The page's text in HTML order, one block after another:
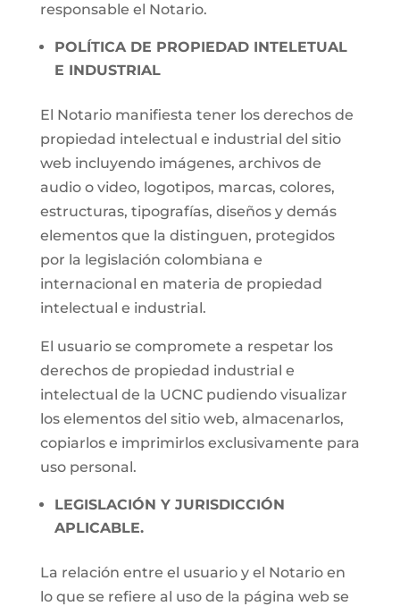
responsable el Notario.
POLÍTICA DE PROPIEDAD INTELETUAL
E INDUSTRIAL
El Notario manifiesta tener los derechos de
propiedad intelectual e industrial del sitio
web incluyendo imágenes, archivos de
audio o video, logotipos, marcas, colores,
estructuras, tipografías, diseños y demás
elementos que la distinguen, protegidos
por la legislación colombiana e
internacional en materia de propiedad
intelectual e industrial.
El usuario se compromete a respetar los
derechos de propiedad industrial e
intelectual de la UCNC pudiendo visualizar
los elementos del sitio web, almacenarlos,
copiarlos e imprimirlos exclusivamente para
uso personal.
LEGISLACIÓN Y JURISDICCIÓN
APLICABLE.
La relación entre el usuario y el Notario en
lo que se refiere al uso de la página web se